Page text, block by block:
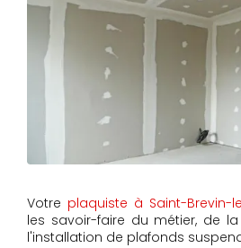
Votre plaquiste à Saint-Brevin-
les savoir-faire du métier, de
l'installation de plafonds